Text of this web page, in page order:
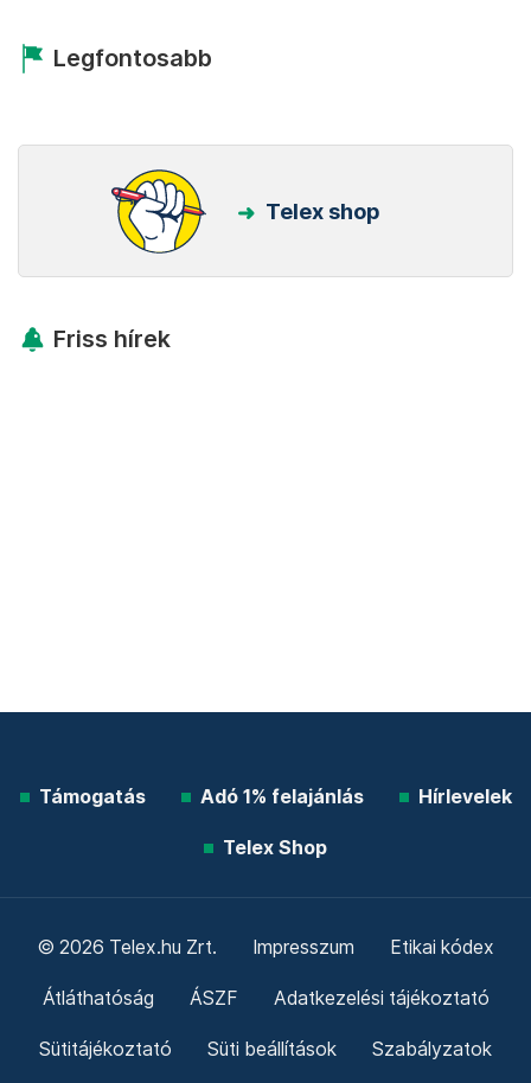
Legfontosabb
Telex shop
Friss hírek
Támogatás Adó 1% felajánlás Hírlevelek
Telex Shop
© 2026 Telex.hu Zrt. Impresszum Etikai kódex
Átláthatóság ÁSZF Adatkezelési tájékoztató
Sütitájékoztató Süti beállítások Szabályzatok